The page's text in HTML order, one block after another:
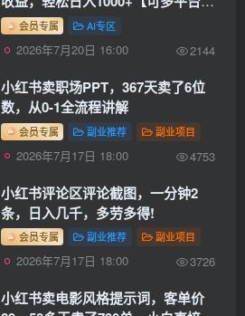
发】！
会员专属 AI专区
2026年7月20日 16:00 2144
小红书卖职场PPT，367天卖了6位
数，从0-1全流程讲解
会员专属 副业推荐 副业项目
2026年7月17日 18:00 4753
小红书评论区评论截图，一分钟2
条，日入几千，多劳多得!
会员专属 副业推荐 副业项目
2026年7月17日 18:00 3726
小红书卖电影风格提示词，客单价